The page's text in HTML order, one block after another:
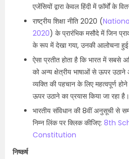
एजेंसियों द्वारा केवल हिंदी में फ़ॉर्मों के
राष्ट्रीय शिक्षा नीति 2020 (
2020) के प्रारंभिक मसौदे में जिन
के रूप में देखा गया, उनकी आलोचना
ऐसा प्रतीत होता है कि भारत में सबसे
को अन्य क्षेत्रीय भाषाओं से ऊपर
व्यक्ति की पहचान के लिए महत्वपूर्ण
ऊपर उठाने का प्रयास किया जा रहा है।
भारतीय संविधान की 8वीं अनुसूची से
निम्न लिंक पर क्लिक कीजिए: 8th
Constitution
निष्कर्ष